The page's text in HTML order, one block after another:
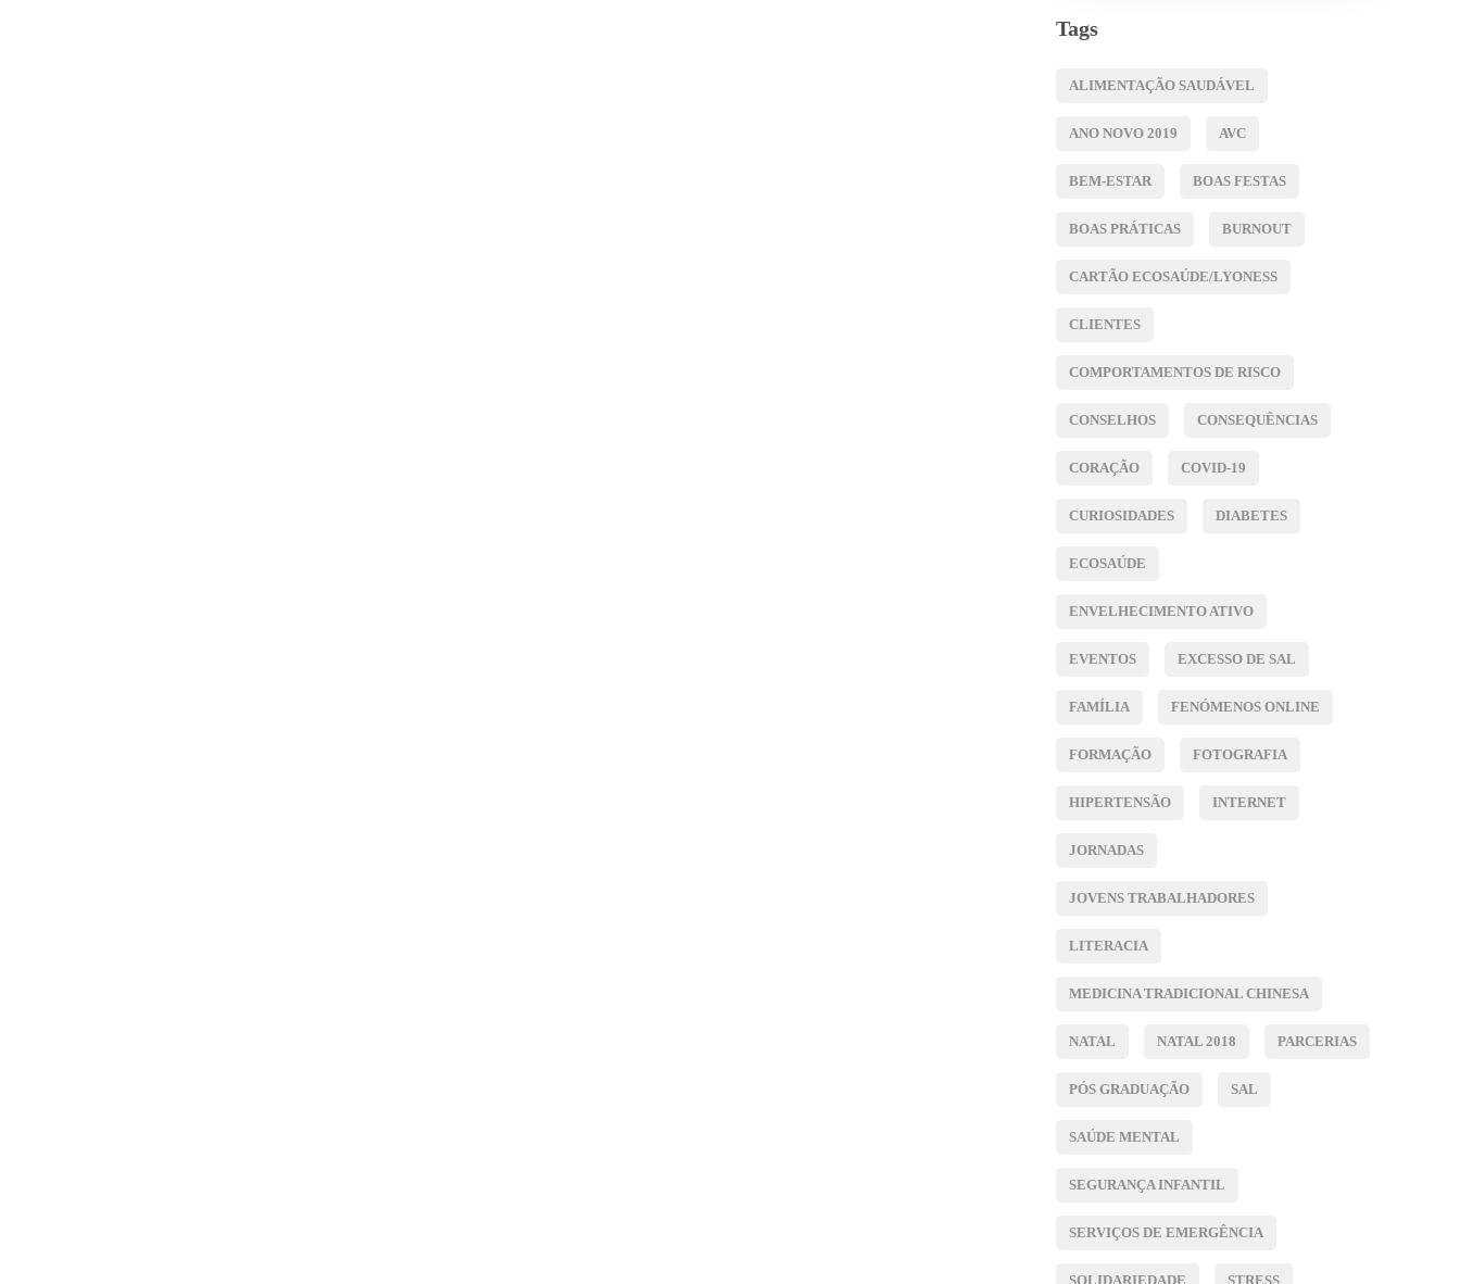
Tags
ALIMENTAÇÃO SAUDÁVEL
ANO NOVO 2019 AVC
BEM-ESTAR BOAS FESTAS
BOAS PRÁTICAS BURNOUT
CARTÃO ECOSAÚDE/LYONESS
CLIENTES
COMPORTAMENTOS DE RISCO
CONSELHOS CONSEQUÊNCIAS
CORAÇÃO COVID-19
CURIOSIDADES DIABETES
ECOSAÚDE
ENVELHECIMENTO ATIVO
EVENTOS EXCESSO DE SAL
FAMÍLIA FENÓMENOS ONLINE
FORMAÇÃO FOTOGRAFIA
HIPERTENSÃO INTERNET
JORNADAS
JOVENS TRABALHADORES
LITERACIA
MEDICINA TRADICIONAL CHINESA
NATAL NATAL 2018 PARCERIAS
PÓS GRADUAÇÃO SAL
SAÚDE MENTAL
SEGURANÇA INFANTIL
SERVIÇOS DE EMERGÊNCIA
SOLIDARIEDADE STRESS